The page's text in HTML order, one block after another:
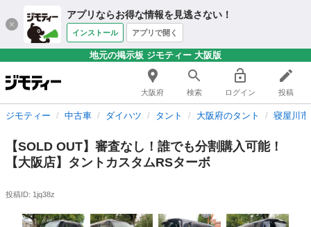
アプリならお得な情報を見逃さない！
インストール アプリで開く
地元の掲示板 ジモティー 大阪版
大阪府 検索 ログイン 投稿
ジモティー 中古車 ダイハツ タント 大阪府のタント 寝屋川
【SOLD OUT】審査なし！誰でも分割購入可能！
【大阪店】タントカスタムRSターボ
投稿ID: 1jq38z